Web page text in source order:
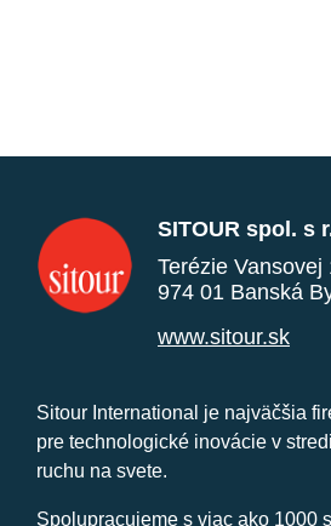
SITOUR spol. s
Terézie Vansovej
974 01 Banská
www.sitour.sk
Sitour International je najväčšia
pre technologické inovácie v
ruchu na svete.
Spolupracujeme s viac ako 1000